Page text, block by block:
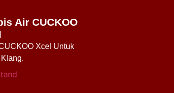
Air CUCKOO
Xcel Untuk